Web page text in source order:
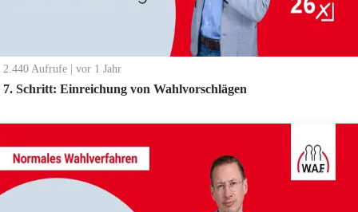
2.440 Aufrufe vor 1 Jahr
7. Schritt: Einreichung von Wahlvorschlägen